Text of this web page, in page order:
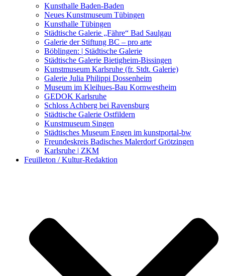
Was seither geschah
Kunstwettbewerbe, Ausschreibungen für Künstler
Kunsthalle Baden-Baden
Neues Kunstmuseum Tübingen
Kunsthalle Tübingen
Städtische Galerie „Fähre“ Bad Saulgau
Galerie der Stiftung BC – pro arte
Böblingen: | Städtische Galerie
Städtische Galerie Bietigheim-Bissingen
Kunstmuseum Karlsruhe (fr. Stdt. Galerie)
Galerie Julia Philippi Dossenheim
Museum im Kleihues-Bau Kornwestheim
GEDOK Karlsruhe
Schloss Achberg bei Ravensburg
Städtische Galerie Ostfildern
Kunstmuseum Singen
Städtisches Museum Engen im kunstportal-bw
Freundeskreis Badisches Malerdorf Grötzingen
Karlsruhe | ZKM
Feuilleton / Kultur-Redaktion